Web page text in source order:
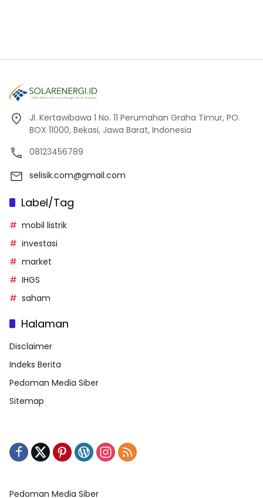
Jl. Kertawibawa 1 No. 11 Perumahan Graha Timur, PO.
BOX 11000, Bekasi, Jawa Barat, Indonesia
08123456789
selisik.com@gmail.com
Label/Tag
mobil listrik
investasi
market
IHGS
saham
Halaman
Disclaimer
Indeks Berita
Pedoman Media Siber
Sitemap
Pedoman Media Siber